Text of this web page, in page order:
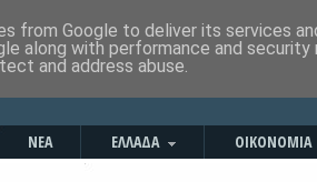
ΝΕΑ ΕΛΛΑΔΑ ΟΙΚΟΝΟΜΙΑ
from Google to deliver its services
along with performance and
and address abuse.